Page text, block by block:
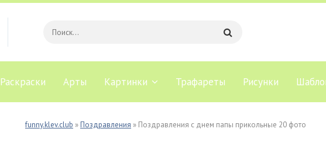
Раскраски Арты Картинки Трафареты Рисунки
funny.klev.club »Поздравления » Поздравления с днем папы прикольные 20 фото